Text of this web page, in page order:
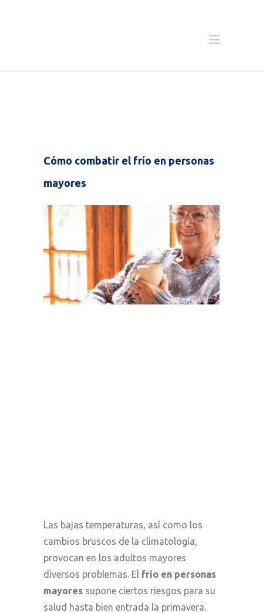
Cómo combatir el frío en personas
mayores
Las bajas temperaturas, así como los
cambios bruscos de la climatología,
provocan en los adultos mayores
diversos problemas. El frío en personas
mayores supone ciertos riesgos para su
salud hasta bien entrada la primavera.